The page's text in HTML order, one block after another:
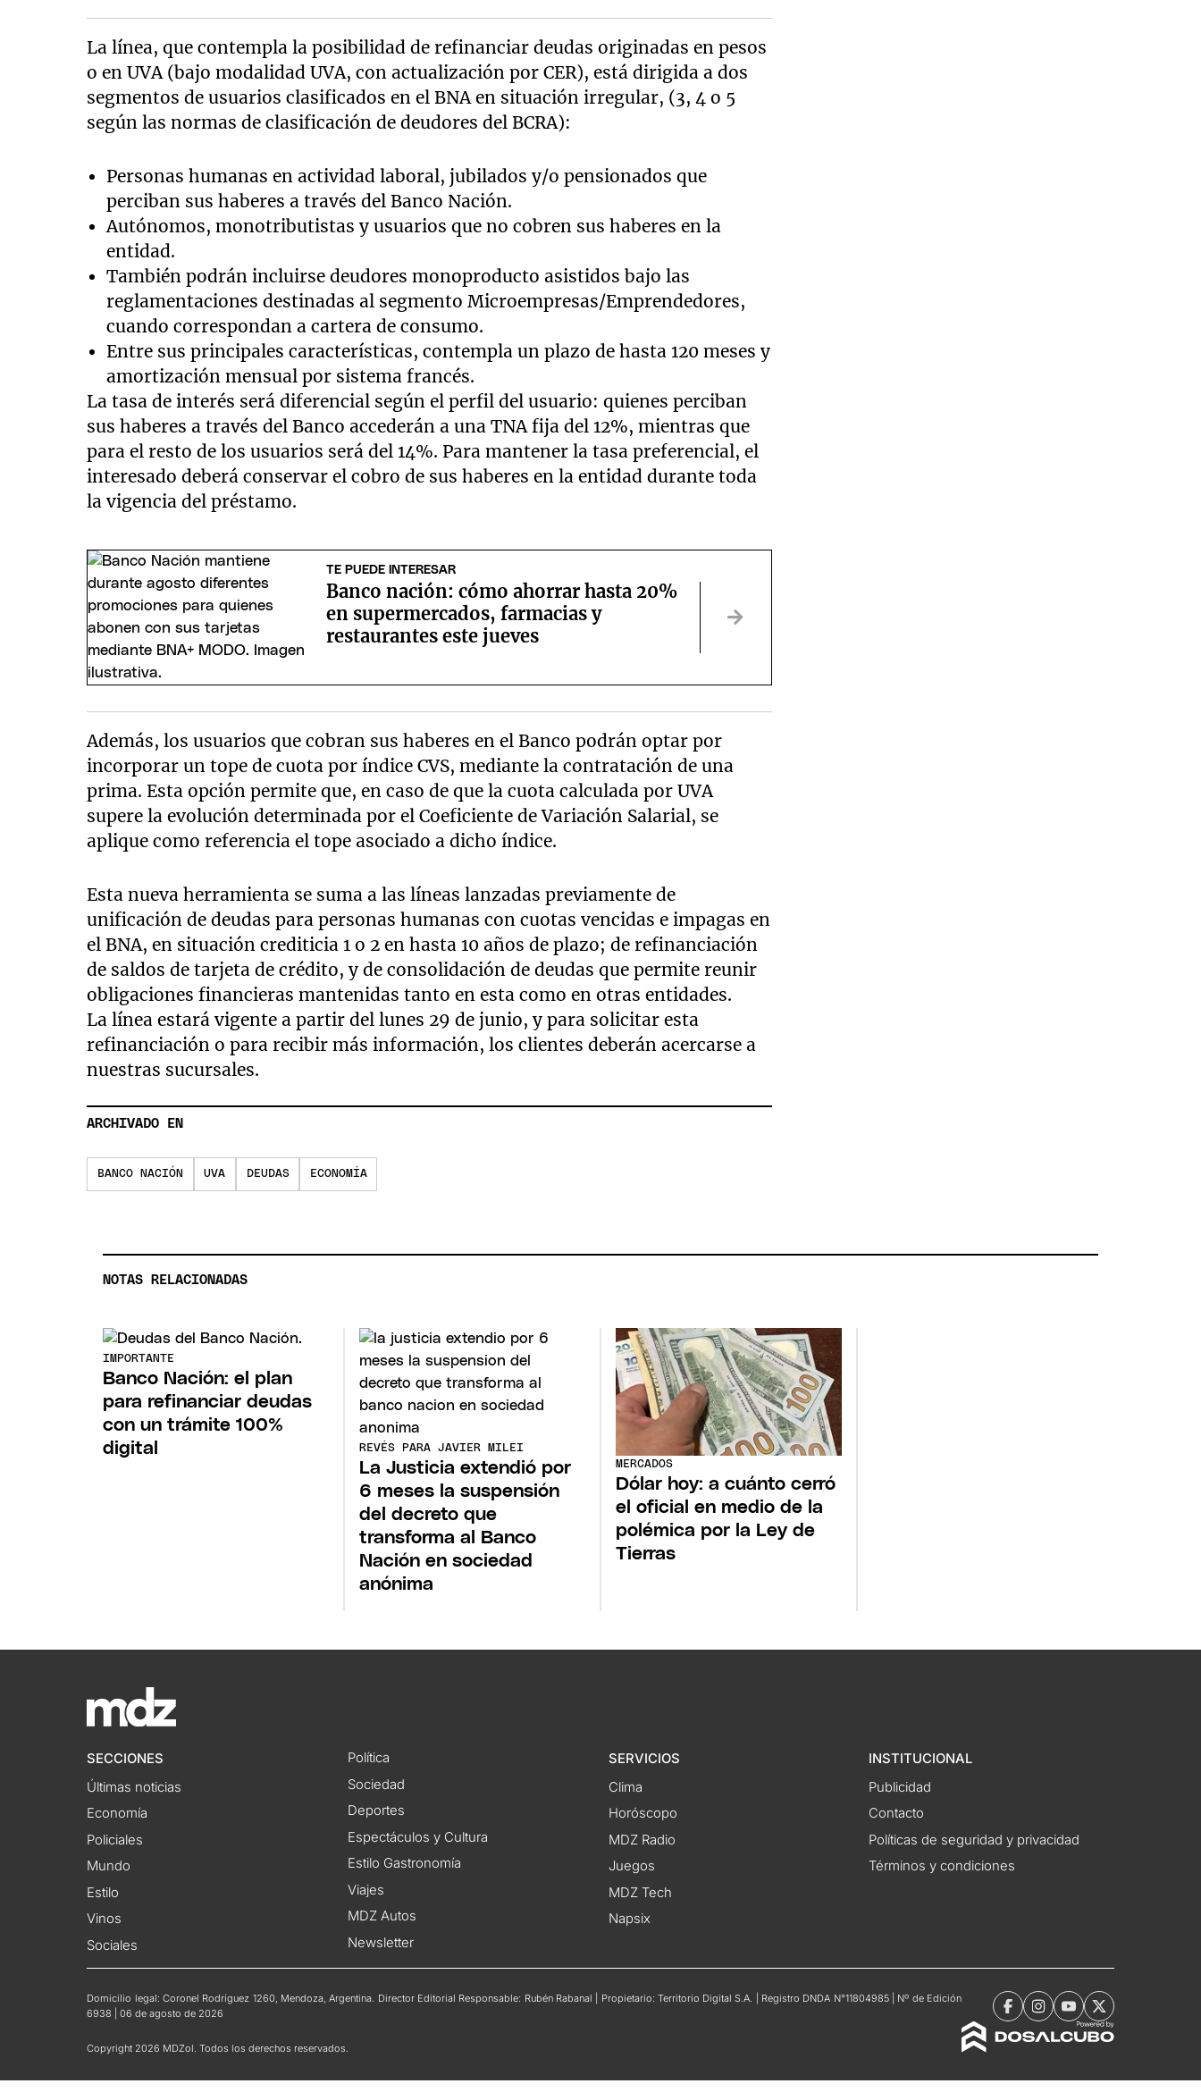
La línea, que contempla la posibilidad de refinanciar deudas originadas en pesos
o en UVA (bajo modalidad UVA, con actualización por CER), está dirigida a dos
segmentos de usuarios clasificados en el BNA en situación irregular, (3, 4 o 5
según las normas de clasificación de deudores del BCRA):
Personas humanas en actividad laboral, jubilados y/o pensionados que
perciban sus haberes a través del Banco Nación.
Autónomos, monotributistas y usuarios que no cobren sus haberes en la
entidad.
También podrán incluirse deudores monoproducto asistidos bajo las
reglamentaciones destinadas al segmento Microempresas/Emprendedores,
cuando correspondan a cartera de consumo.
Entre sus principales características, contempla un plazo de hasta 120 meses y
amortización mensual por sistema francés.
La tasa de interés será diferencial según el perfil del usuario: quienes perciban
sus haberes a través del Banco accederán a una TNA fija del 12%, mientras que
para el resto de los usuarios será del 14%. Para mantener la tasa preferencial, el
interesado deberá conservar el cobro de sus haberes en la entidad durante toda
la vigencia del préstamo.
TE PUEDE INTERESAR
Banco nación: cómo ahorrar hasta 20%
en supermercados, farmacias y
restaurantes este jueves
Además, los usuarios que cobran sus haberes en el Banco podrán optar por
incorporar un tope de cuota por índice CVS, mediante la contratación de una
prima. Esta opción permite que, en caso de que la cuota calculada por UVA
supere la evolución determinada por el Coeficiente de Variación Salarial, se
aplique como referencia el tope asociado a dicho índice.
Esta nueva herramienta se suma a las líneas lanzadas previamente de
unificación de deudas para personas humanas con cuotas vencidas e impagas en
el BNA, en situación crediticia 1 o 2 en hasta 10 años de plazo; de refinanciación
de saldos de tarjeta de crédito, y de consolidación de deudas que permite reunir
obligaciones financieras mantenidas tanto en esta como en otras entidades.
La línea estará vigente a partir del lunes 29 de junio, y para solicitar esta
refinanciación o para recibir más información, los clientes deberán acercarse a
nuestras sucursales.
ARCHIVADO EN
BANCO NACIÓN UVA DEUDAS ECONOMÍA
NOTAS RELACIONADAS
IMPORTANTE
Banco Nación: el plan
para refinanciar deudas
con un trámite 100%
digital
REVÉS PARA JAVIER MILEI
La Justicia extendió por
6 meses la suspensión
del decreto que
transforma al Banco
Nación en sociedad
anónima
MERCADOS
Dólar hoy: a cuánto cerró
el oficial en medio de la
polémica por la Ley de
Tierras
SECCIONES
Últimas noticias
Economía
Policiales
Mundo
Estilo
Vinos
Sociales
Política
Sociedad
Deportes
Espectáculos y Cultura
Estilo Gastronomía
Viajes
MDZ Autos
Newsletter
SERVICIOS
Clima
Horóscopo
MDZ Radio
Juegos
MDZ Tech
Napsix
INSTITUCIONAL
Publicidad
Contacto
Políticas de seguridad y privacidad
Términos y condiciones
Domicilio legal: Coronel Rodríguez 1260, Mendoza, Argentina. Director Editorial Responsable: Rubén Rabanal | Propietario: Territorio Digital S.A. | Registro DNDA N°11804985 | Nº de Edición
6938 | 06 de agosto de 2026
Copyright 2026 MDZol. Todos los derechos reservados.